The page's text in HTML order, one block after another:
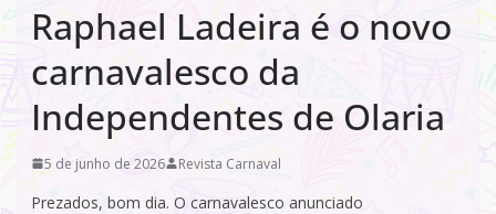
Raphael Ladeira é o novo
carnavalesco da
Independentes de Olaria
5 de junho de 2026 Revista Carnaval
Prezados, bom dia. O carnavalesco anunciado